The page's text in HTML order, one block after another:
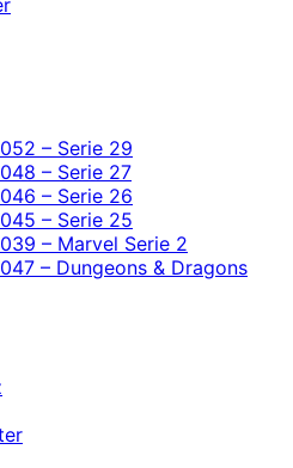
– Serie 29
– Serie 27
– Serie 26
– Serie 25
– Marvel Serie 2
– Dungeons & Dragons